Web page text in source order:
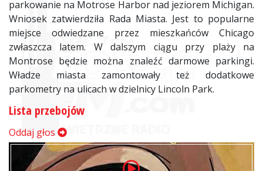
parkowanie na Motrose Harbor nad jeziorem Michigan.
Wniosek zatwierdziła Rada Miasta. Jest to popularne
miejsce odwiedzane przez mieszkańców Chicago
zwłaszcza latem. W dalszym ciągu przy plaży na
Montrose będzie można znaleźć darmowe parkingi.
Władze miasta zamontowały też dodatkowe
parkometry na ulicach w dzielnicy Lincoln Park.
Lista przebojów
Oddaj głos